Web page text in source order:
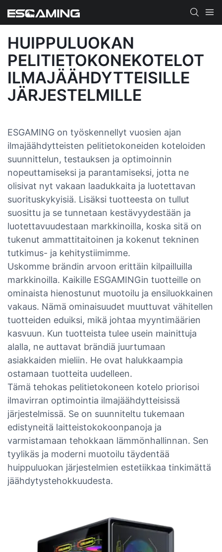
HUIPPULUOKAN
PELITIETOKONEKOTELOT
ILMAJÄÄHDYTTEISILLE
JÄRJESTELMILLE
ESGAMING on työskennellyt vuosien ajan
ilmajäähdytteisten pelitietokoneiden koteloiden
suunnittelun, testauksen ja optimoinnin
nopeuttamiseksi ja parantamiseksi, jotta ne
olisivat nyt vakaan laadukkaita ja luotettavan
suorituskykyisiä. Lisäksi tuotteesta on tullut
suosittu ja se tunnetaan kestävyydestään ja
luotettavuudestaan ​​markkinoilla, koska sitä on
tukenut ammattitaitoinen ja kokenut tekninen
tutkimus- ja kehitystiimimme.
Uskomme brändin arvoon erittäin kilpailluilla
markkinoilla. Kaikille ESGAMINGin tuotteille on
ominaista hienostunut muotoilu ja ensiluokkainen
vakaus. Nämä ominaisuudet muuttuvat vähitellen
tuotteiden eduiksi, mikä johtaa myyntimäärien
kasvuun. Kun tuotteista tulee usein mainittuja
alalla, ne auttavat brändiä juurtumaan
asiakkaiden mieliin. He ovat halukkaampia
ostamaan tuotteita uudelleen.
Tämä tehokas pelitietokoneen kotelo priorisoi
ilmavirran optimointia ilmajäähdytteisissä
järjestelmissä. Se on suunniteltu tukemaan
edistyneitä laitteistokokoonpanoja ja
varmistamaan tehokkaan lämmönhallinnan. Sen
tyylikäs ja moderni muotoilu täydentää
huippuluokan järjestelmien estetiikkaa tinkimättä
jäähdytystehokkuudesta.